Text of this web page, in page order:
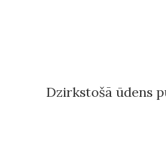
Dzirkstošā ūdens